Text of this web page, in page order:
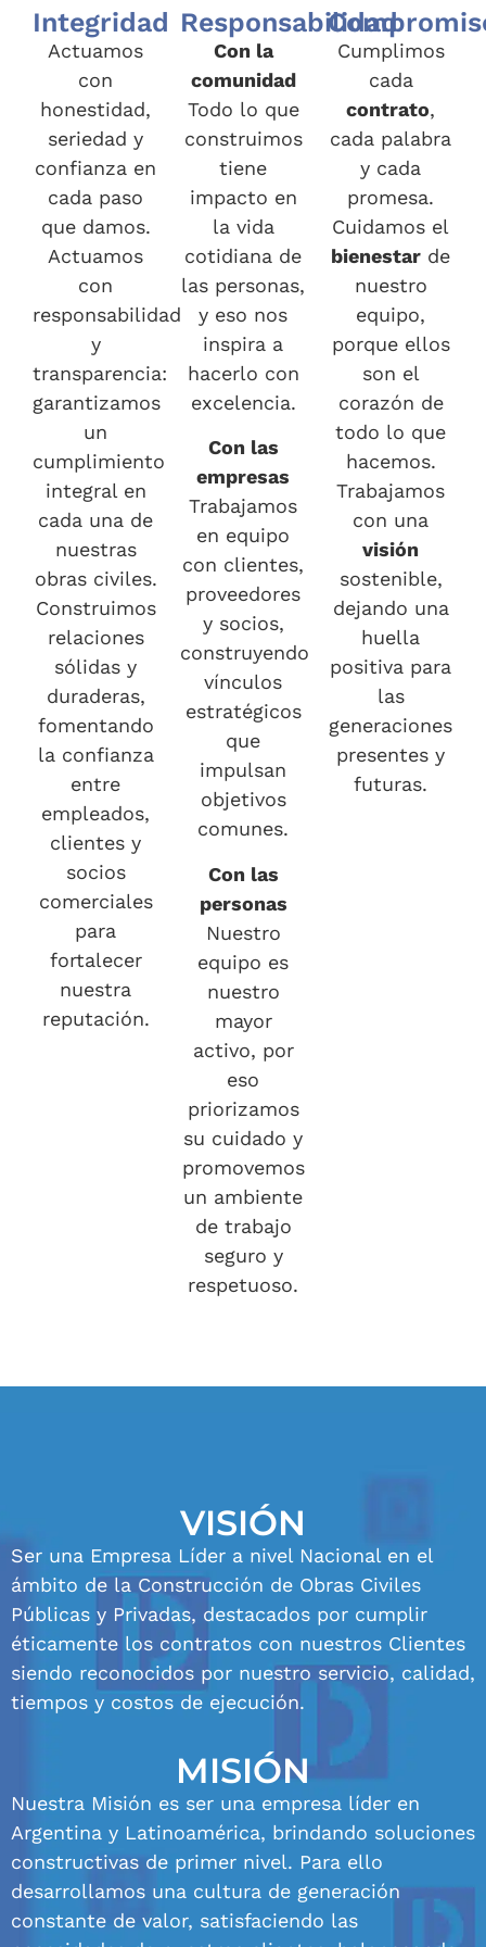
Integridad
Actuamos
con
honestidad,
seriedad y
confianza en
cada paso
que damos.
Actuamos
con
responsabilidad
y
transparencia:
garantizamos
un
cumplimiento
integral en
cada una de
nuestras
obras civiles.
Construimos
relaciones
sólidas y
duraderas,
fomentando
la confianza
entre
empleados,
clientes y
socios
comerciales
para
fortalecer
nuestra
reputación.
Responsabilidad
Con la
comunidad
Todo lo que
construimos
tiene
impacto en
la vida
cotidiana de
las personas,
y eso nos
inspira a
hacerlo con
excelencia.
Con las
empresas
Trabajamos
en equipo
con clientes,
proveedores
y socios,
construyendo
vínculos
estratégicos
que
impulsan
objetivos
comunes.
Con las
personas
Nuestro
equipo es
nuestro
mayor
activo, por
eso
priorizamos
su cuidado y
promovemos
un ambiente
de trabajo
seguro y
respetuoso.
Cumplimos
cada
contrato,
cada palabra
y cada
promesa.
Cuidamos el
bienestar de
nuestro
equipo,
porque ellos
son el
corazón de
todo lo que
hacemos.
Trabajamos
con una
visión
sostenible,
dejando una
huella
positiva para
las
generaciones
presentes y
futuras.
VISIÓN
Ser una Empresa Líder a nivel Nacional en el
ámbito de la Construcción de Obras Civiles
Públicas y Privadas, destacados por cumplir
éticamente los contratos con nuestros Clientes
siendo reconocidos por nuestro servicio, calidad,
tiempos y costos de ejecución.
MISIÓN
Nuestra Misión es ser una empresa líder en
Argentina y Latinoamérica, brindando soluciones
constructivas de primer nivel. Para ello
desarrollamos una cultura de generación
constante de valor, satisfaciendo las